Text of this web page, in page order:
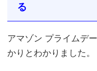
る
アマゾン プライムデ
かりとわかりました。